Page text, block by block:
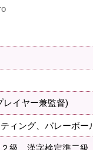
イヤー兼監督)
ィング、バレーボー
級、漢字検定準二級